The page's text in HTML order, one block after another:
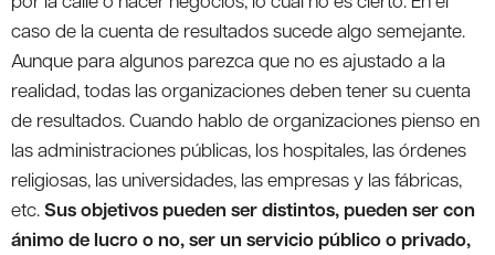
caso de la cuenta de resultados sucede algo semejante.
Aunque para algunos parezca que no es ajustado a la
realidad, todas las organizaciones deben tener su cuenta
de resultados. Cuando hablo de organizaciones pienso en
las administraciones públicas, los hospitales, las órdenes
religiosas, las universidades, las empresas y las fábricas,
etc.Sus objetivos pueden ser distintos, pueden ser con
ánimo de lucro o no, ser un servicio público o privado,